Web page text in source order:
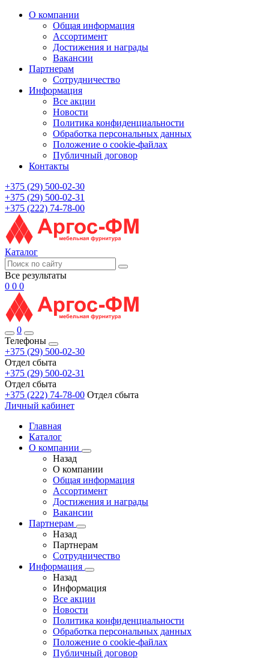
О компании
Общая информация
Ассортимент
Достижения и награды
Вакансии
Партнерам
Сотрудничество
Информация
Все акции
Новости
Политика конфиденциальности
Обработка персональных данных
Положение о cookie-файлах
Публичный договор
Контакты
+375 (29) 500-02-30
+375 (29) 500-02-31
+375 (222) 74-78-00
Каталог
Все результаты
0 0 0
0
Телефоны
+375 (29) 500-02-30
Отдел сбыта
+375 (29) 500-02-31
Отдел сбыта
+375 (222) 74-78-00 Отдел сбыта
Личный кабинет
Главная
Каталог
О компании
Назад
О компании
Общая информация
Ассортимент
Достижения и награды
Вакансии
Партнерам
Назад
Партнерам
Сотрудничество
Информация
Назад
Информация
Все акции
Новости
Политика конфиденциальности
Обработка персональных данных
Положение о cookie-файлах
Публичный договор